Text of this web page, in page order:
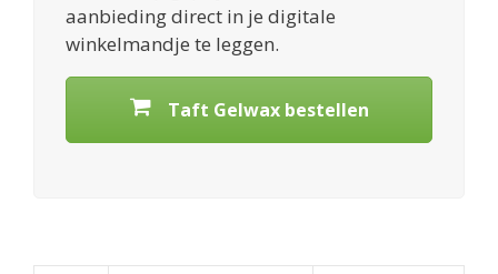
aanbieding direct in je digitale
winkelmandje te leggen.
Taft Gelwax bestellen